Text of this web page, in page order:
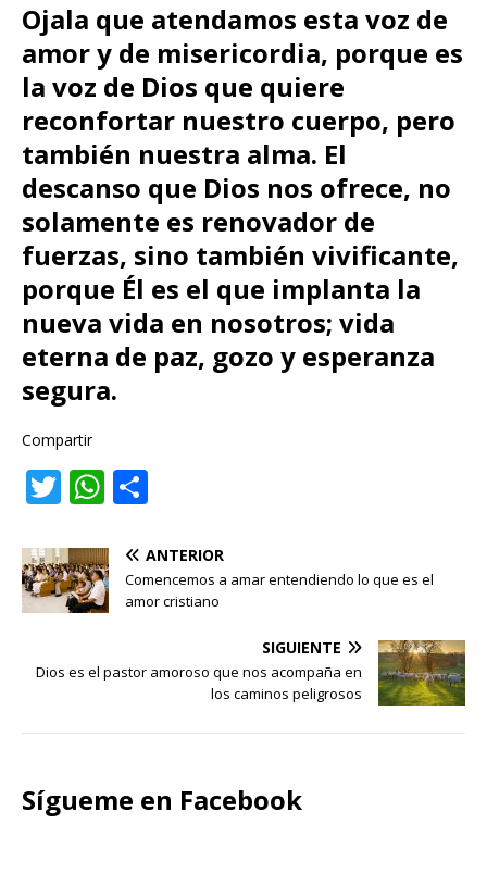
Ojala que atendamos esta voz de
amor y de misericordia, porque es
la voz de Dios que quiere
reconfortar nuestro cuerpo, pero
también nuestra alma. El
descanso que Dios nos ofrece, no
solamente es renovador de
fuerzas, sino también vivificante,
porque Él es el que implanta la
nueva vida en nosotros; vida
eterna de paz, gozo y esperanza
segura.
Compartir
T
it
te
r
W
at
s
A
p
p
m
p
ti
ANTERIOR
Comencemos a amar entendiendo lo que es el
amor cristiano
SIGUIENTE
Dios es el pastor amoroso que nos acompaña en
los caminos peligrosos
Sígueme en Facebook